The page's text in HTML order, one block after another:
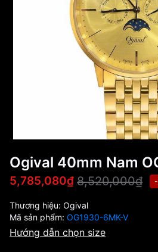
Ogival 40mm Nam
5,785,080₫ 8,520,000₫
Thương hiệu: Ogival
Mã sản phẩm: OG1930-6MK-V
Hướng dẫn chọn size